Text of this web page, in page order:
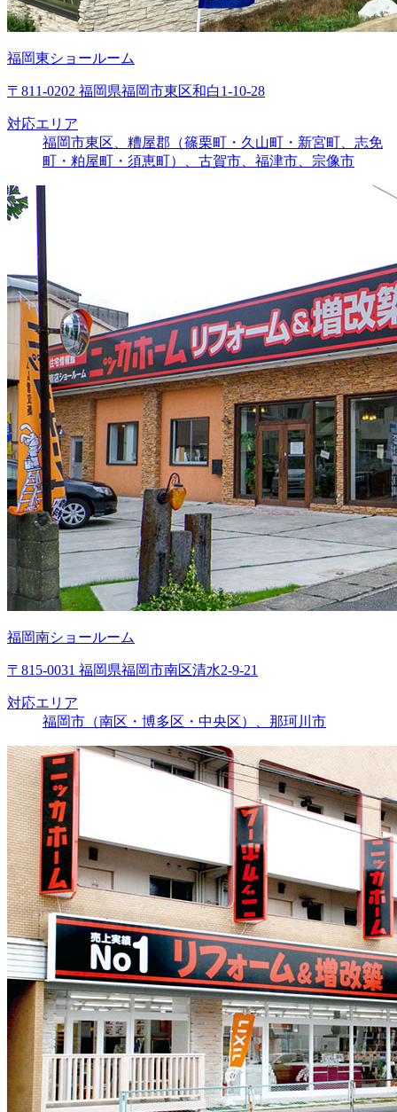
福岡東ショールーム
〒811-0202 福岡県福岡市東区和白1-10-28
対応エリア
福岡市東区、糟屋郡（篠栗町・久山町・新宮町、志免
町・粕屋町・須恵町）、古賀市、福津市、宗像市
福岡南ショールーム
〒815-0031 福岡県福岡市南区清水2-9-21
対応エリア
福岡市（南区・博多区・中央区）、那珂川市